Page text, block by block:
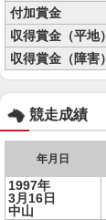
付加賞金
収得賞金（平地）
収得賞金（障害）
競走成績
年月日
1997年
3月16日
中山